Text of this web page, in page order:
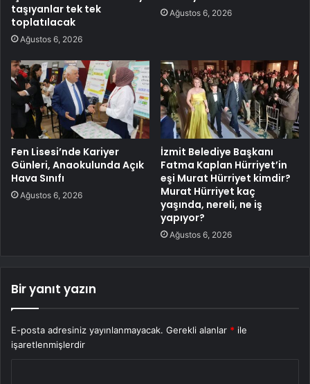
taşıyanlar tek tek
toplatılacak
Ağustos 6, 2026
Ağustos 6, 2026
Fen Lisesi’nde Kariyer
Günleri, Anaokulunda Açık
Hava Sınıfı
Ağustos 6, 2026
İzmit Belediye Başkanı
Fatma Kaplan Hürriyet’in
eşi Murat Hürriyet kimdir?
Murat Hürriyet kaç
yaşında, nereli, ne iş
yapıyor?
Ağustos 6, 2026
Bir yanıt yazın
E-posta adresiniz yayınlanmayacak. Gerekli alanlar * ile
işaretlenmişlerdir